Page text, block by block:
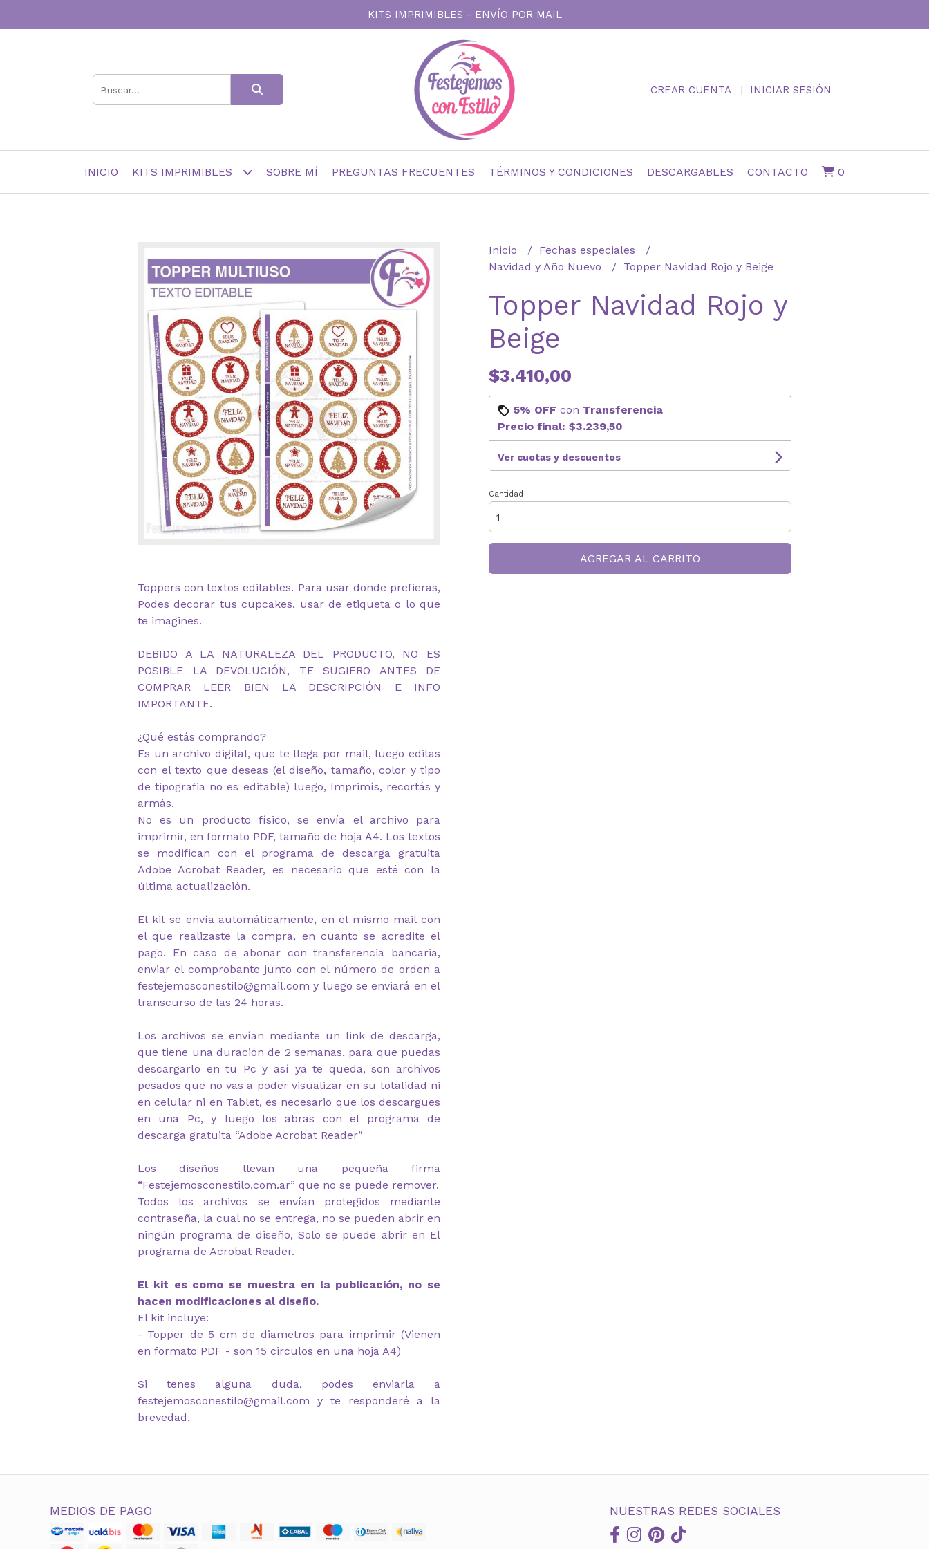
KITS IMPRIMIBLES - ENVÍO POR MAIL
CREAR CUENTA INICIAR SESIÓN
INICIO KITS IMPRIMIBLES SOBRE MÍ PREGUNTAS FRECUENTES TÉRMINOS Y CONDICIONES DESCARGABLES CONTACTO 0
Toppers con textos editables. Para usar donde prefieras,
Podes decorar tus cupcakes, usar de etiqueta o lo que
te imagines.
DEBIDO A LA NATURALEZA DEL PRODUCTO, NO ES
POSIBLE LA DEVOLUCIÓN, TE SUGIERO ANTES DE
COMPRAR LEER BIEN LA DESCRIPCIÓN E INFO
IMPORTANTE.
¿Qué estás comprando?
Es un archivo digital, que te llega por mail, luego editas
con el texto que deseas (el diseño, tamaño, color y tipo
de tipografia no es editable) luego, Imprimís, recortás y
armás.
No es un producto físico, se envía el archivo para
imprimir, en formato PDF, tamaño de hoja A4. Los textos
se modifican con el programa de descarga gratuita
Adobe Acrobat Reader, es necesario que esté con la
última actualización.
El kit se envía automáticamente, en el mismo mail con
el que realizaste la compra, en cuanto se acredite el
pago. En caso de abonar con transferencia bancaria,
enviar el comprobante junto con el número de orden a
festejemosconestilo@gmail.com y luego se enviará en el
transcurso de las 24 horas.
Los archivos se envían mediante un link de descarga,
que tiene una duración de 2 semanas, para que puedas
descargarlo en tu Pc y así ya te queda, son archivos
pesados que no vas a poder visualizar en su totalidad ni
en celular ni en Tablet, es necesario que los descargues
en una Pc, y luego los abras con el programa de
descarga gratuita “Adobe Acrobat Reader”
Los diseños llevan una pequeña firma
“Festejemosconestilo.com.ar” que no se puede remover.
Todos los archivos se envían protegidos mediante
contraseña, la cual no se entrega, no se pueden abrir en
ningún programa de diseño, Solo se puede abrir en El
programa de Acrobat Reader.
El kit es como se muestra en la publicación, no se
hacen modificaciones al diseño.
El kit incluye:
- Topper de 5 cm de diametros para imprimir (Vienen
en formato PDF - son 15 circulos en una hoja A4)
Si tenes alguna duda, podes enviarla a
festejemosconestilo@gmail.com y te responderé a la
brevedad.
Inicio
Fechas especiales
Navidad y Año Nuevo
Topper Navidad Rojo y Beige
Topper Navidad Rojo y
Beige
$3.410,00
5% OFF con Transferencia
Precio final: $3.239,50
Ver cuotas y descuentos
Cantidad
AGREGAR AL CARRITO
MEDIOS DE PAGO NUESTRAS REDES SOCIALES